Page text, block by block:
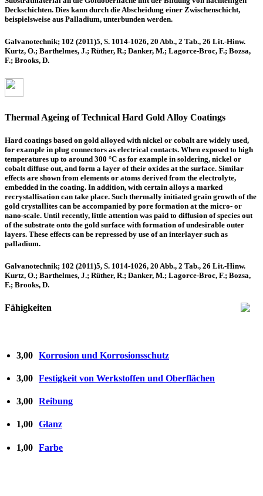
Deckschichten. Dies kann durch die Abscheidung einer Zwischenschicht,
beispielsweise aus Palladium, unterbunden werden.
Galvanotechnik; 102 (2011)5, S. 1014-1026, 20 Abb., 2 Tab., 26 Lit.-Hinw.
Kurtz, O.; Barthelmes, J.; Rüther, R.; Danker, M.; Lagorce-Broc, F.; Bozsa,
F.; Brooks, D.
Thermal Ageing of Technical Hard Gold Alloy Coatings
Hard coatings based on gold alloyed with nickel or cobalt are widely used,
for example in plug connectors as electrical contacts. When exposed to high
temperatures up to around 300 °C as for example in soldering, nickel or
cobalt diffuse out, and form a layer of their oxides at the surface. Similar
effects are shown from elements or atoms derived from the electrolyte,
embedded in the coating. In addition, with certain alloys a marked
recrystallisation can take place. Such thermally initiated grain growth of the
gold crystallites can be accompanied by pore formation at the micro- or
nano-scale. Until recently, little attention was paid to diffusion of species out
of the substrate onto the gold surface with formation of undesirable outer
layers. These effects can be repressed by use of an interlayer such as
palladium.
Galvanotechnik; 102 (2011)5, S. 1014-1026, 20 Abb., 2 Tab., 26 Lit.-Hinw.
Kurtz, O.; Barthelmes, J.; Rüther, R.; Danker, M.; Lagorce-Broc, F.; Bozsa,
F.; Brooks, D.
Fähigkeiten
3,00 Korrosion und Korrosionsschutz
3,00 Festigkeit von Werkstoffen und Oberflächen
3,00 Reibung
1,00 Glanz
1,00 Farbe